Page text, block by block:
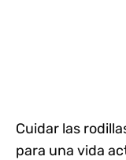
Cuidar las
para una vida